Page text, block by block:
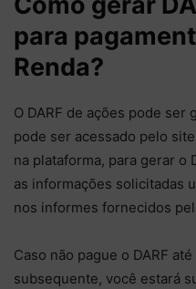
para
Renda?
O DARF de ações pode ser
pode ser acessado pelo
na plataforma, para gerar o
as informações solicitadas
nos informes fornecidos
Caso não pague o DARF
subsequente, você estará